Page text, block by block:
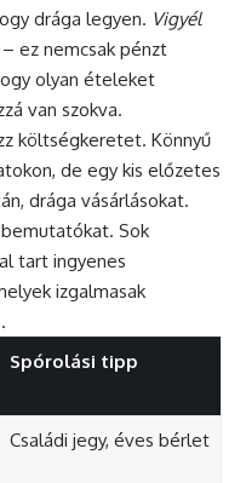
drága legyen. Vigyél
ez nemcsak pénzt
olyan ételeket
van szokva.
költségkeretet. Könnyű
de egy kis előzetes
drága vásárlásokat.
Sok
tart ingyenes
izgalmasak
Spórolási tipp
Családi jegy, éves bérlet